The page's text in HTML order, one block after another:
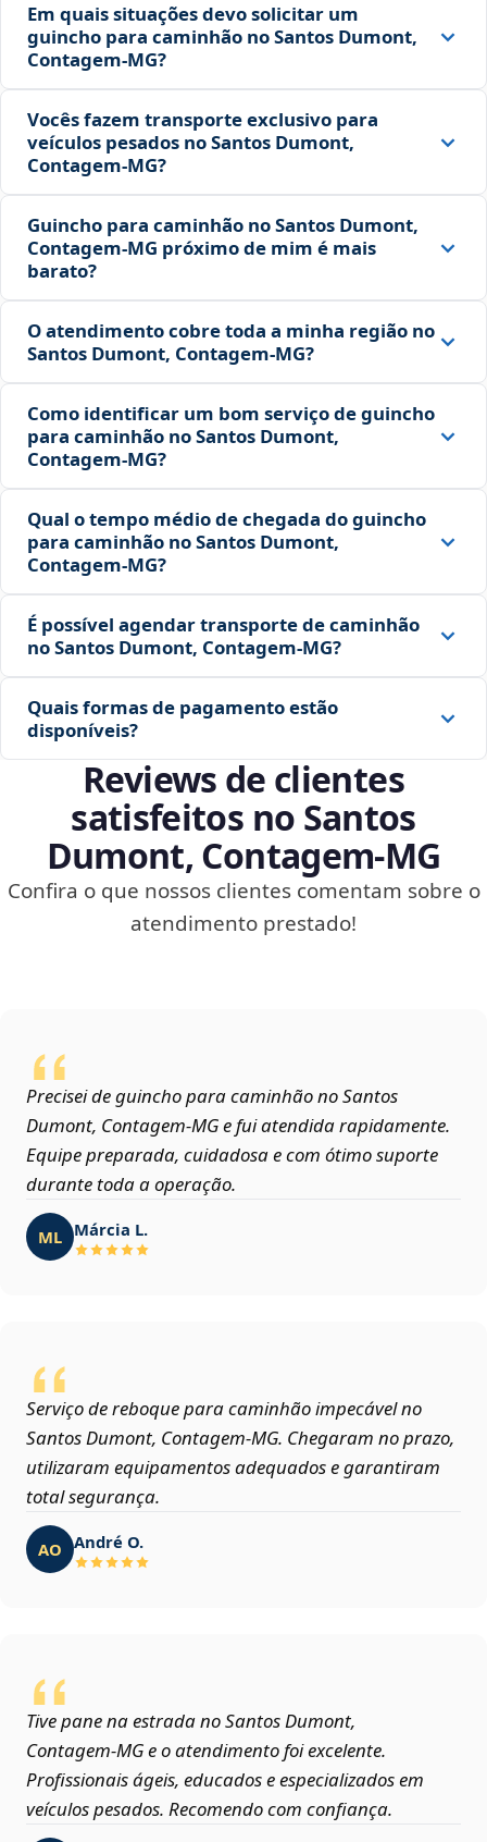
Em quais situações devo solicitar um
guincho para caminhão no Santos Dumont,
Contagem‑MG?
Vocês fazem transporte exclusivo para
veículos pesados no Santos Dumont,
Contagem‑MG?
Guincho para caminhão no Santos Dumont,
Contagem‑MG próximo de mim é mais
barato?
O atendimento cobre toda a minha região no
Santos Dumont, Contagem‑MG?
Como identificar um bom serviço de guincho
para caminhão no Santos Dumont,
Contagem‑MG?
Qual o tempo médio de chegada do guincho
para caminhão no Santos Dumont,
Contagem‑MG?
É possível agendar transporte de caminhão
no Santos Dumont, Contagem‑MG?
Quais formas de pagamento estão
disponíveis?
Reviews de clientes
satisfeitos no Santos
Dumont, Contagem‑MG
Confira o que nossos clientes comentam sobre o
atendimento prestado!
Precisei de guincho para caminhão no Santos
Dumont, Contagem‑MG e fui atendida rapidamente.
Equipe preparada, cuidadosa e com ótimo suporte
durante toda a operação.
ML Márcia L.
Serviço de reboque para caminhão impecável no
Santos Dumont, Contagem‑MG. Chegaram no prazo,
utilizaram equipamentos adequados e garantiram
total segurança.
AO André O.
Tive pane na estrada no Santos Dumont,
Contagem‑MG e o atendimento foi excelente.
Profissionais ágeis, educados e especializados em
veículos pesados. Recomendo com confiança.